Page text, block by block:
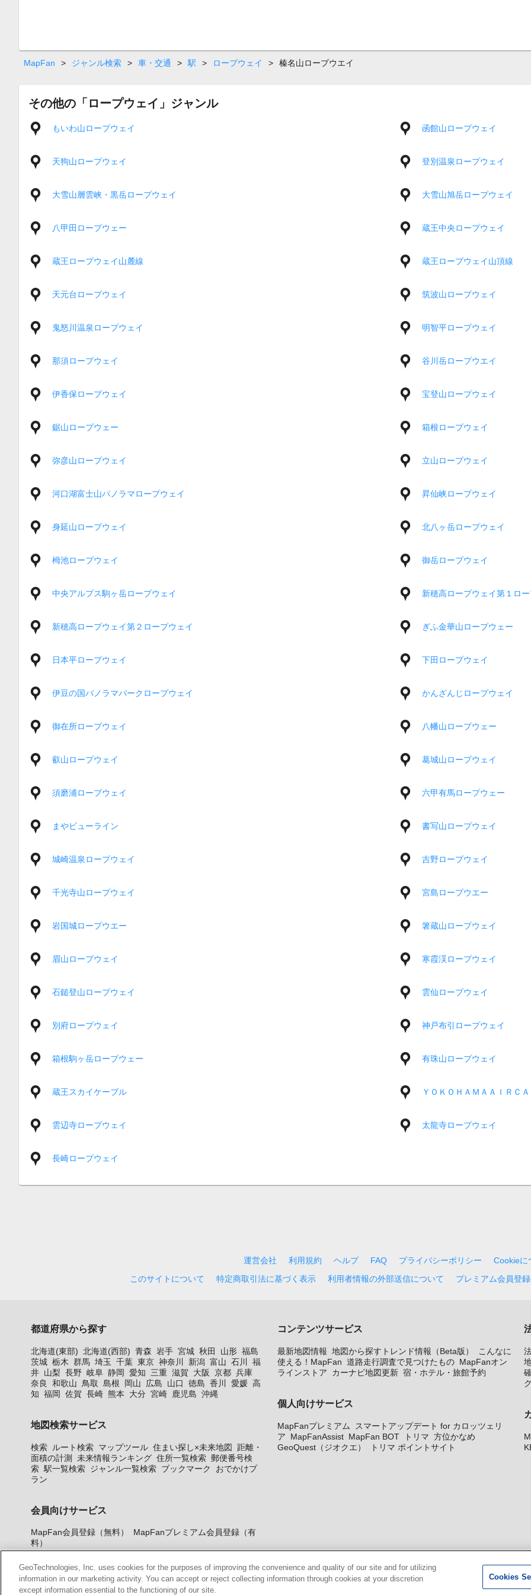
MapFan > ジャンル検索 > 車・交通 > 駅 > ロープウェイ > 榛名山ロープウエイ
その他の「ロープウェイ」ジャンル
もいわ山ロープウェイ 函館山ロープウェイ
天狗山ロープウェイ 登別温泉ロープウェイ
大雪山層雲峡・黒岳ロープウェイ 大雪山旭岳ロープウェイ
八甲田ロープウェー 蔵王中央ロープウェイ
蔵王ロープウェイ山麓線 蔵王ロープウェイ山頂線
天元台ロープウェイ 筑波山ロープウェイ
鬼怒川温泉ロープウェイ 明智平ロープウェイ
那須ロープウェイ 谷川岳ロープウエイ
伊香保ロープウェイ 宝登山ロープウェイ
鋸山ロープウェー 箱根ロープウェイ
弥彦山ロープウェイ 立山ロープウェイ
河口湖富士山パノラマロープウェイ 昇仙峡ロープウェイ
身延山ロープウェイ 北八ヶ岳ロープウェイ
栂池ロープウェイ 御岳ロープウェイ
中央アルプス駒ヶ岳ロープウェイ 新穂高ロープウェイ第１ロ
新穂高ロープウェイ第２ロープウェイ ぎふ金華山ロープウェー
日本平ロープウェイ 下田ロープウェイ
伊豆の国パノラマパークロープウェイ かんざんじロープウェイ
御在所ロープウェイ 八幡山ロープウェー
叡山ロープウェイ 葛城山ロープウェイ
須磨浦ロープウェイ 六甲有馬ロープウェー
まやビューライン 書写山ロープウェイ
城崎温泉ロープウェイ 吉野ロープウェイ
千光寺山ロープウェイ 宮島ロープウエー
岩国城ロープウエー 箸蔵山ロープウェイ
眉山ロープウェイ 寒霞渓ロープウェイ
石鎚登山ロープウェイ 雲仙ロープウェイ
別府ロープウェイ 神戸布引ロープウェイ
箱根駒ヶ岳ロープウェー 有珠山ロープウェイ
蔵王スカイケーブル ＹＯＫＯＨＡＭＡＡＩＲＣ
雲辺寺ロープウェイ 太龍寺ロープウェイ
長崎ロープウェイ
運営会社 利用規約 ヘルプ FAQ プライバシーポリシー
Cookieに
このサイトについて
特定商取引法に基づく表示 利用者情報の外部送信について プレミアム会員登
都道府県から探す
北海道(東部) 北海道(西部) 青森 岩手 宮城 秋田 山形 福島
茨城 栃木 群馬 埼玉 千葉 東京 神奈川 新潟 富山 石川
福
井 山梨 長野 岐阜 静岡 愛知 三重 滋賀 大阪 京都 兵庫
奈良
和歌山 鳥取 島根 岡山 広島 山口 徳島 香川 愛媛 高
知 福岡 佐賀 長崎 熊本 大分 宮崎 鹿児島 沖縄
地図検索サービス
検索 ルート検索 マップツール 住まい探し×未来地図
距離・
面積の計測 未来情報ランキング 住所一覧検索 郵便番号検
索 駅一覧検索 ジャンル一覧検索 ブックマーク
おでかけプ
ラン
会員向けサービス
MapFan会員登録（無料）
MapFanプレミアム会員登録（有
料）
コンテンツサービス
最新地図情報 地図から探すトレンド情報（Beta版）
こんなに
使える！MapFan 道路走行調査で見つけたもの MapFanオン
ラインストア
カーナビ地図更新 宿・ホテル・旅館予約
個人向けサービス
MapFanプレミアム
スマートアップデート for カロッツェリ
ア
MapFanAssist MapFan BOT トリマ 方位かなめ
GeoQuest（ジオクエ）
トリマ ポイントサイト
GeoTechnologies, Inc. uses cookies for the purposes of improving the convenience and quality of our site and for utilizing
information in our marketing activity. You can accept or reject collecting information through cookies at your discretion
except information essential to the functioning of our site.
Cookies